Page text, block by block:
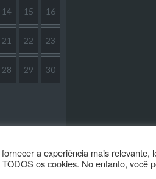
14 15 16
21 22 23
28 29 30
Reservados
a experiência mais
os cookies. No entanto,